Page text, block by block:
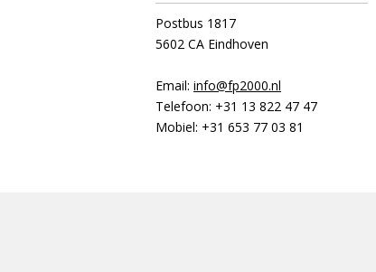
Postbus 1817
5602 CA Eindhoven
Email: info@fp2000.nl
Telefoon: +31 13 822 47 47
Mobiel: +31 653 77 03 81